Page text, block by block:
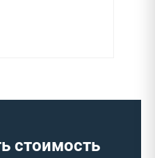
стоимость